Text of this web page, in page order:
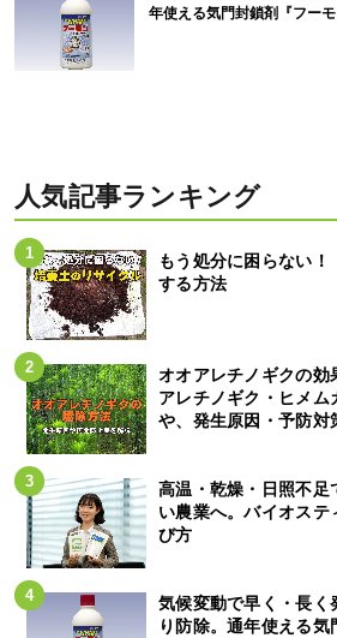
年使える気門封鎖剤『フーモ
人気記事ランキング
もう処分に困らない
する方法
オオアレチノギクの効
アレチノギク・ヒメム
や、発生原因・予防対
高温・乾燥・日照不足
い農業へ。バイオステ
び方
気候変動で早く・長く
り防除。通年使える気